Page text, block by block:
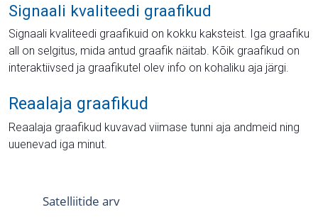
Signaali kvaliteedi graafikud
Signaali kvaliteedi graafikuid on kokku kaksteist. Iga graafiku
all on selgitus, mida antud graafik näitab. Kõik graafikud on
interaktiivsed ja graafikutel olev info on kohaliku aja järgi.
Reaalaja graafikud
Reaalaja graafikud kuvavad viimase tunni aja andmeid ning
uuenevad iga minut.